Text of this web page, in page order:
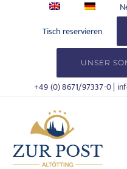
Tisch reservieren
UNSER
+49 (0) 8671/97337-0|